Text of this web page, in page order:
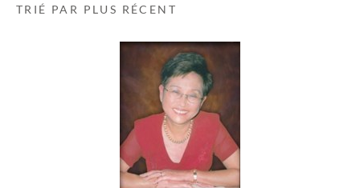
TRIÉ PAR PLUS RÉCENT